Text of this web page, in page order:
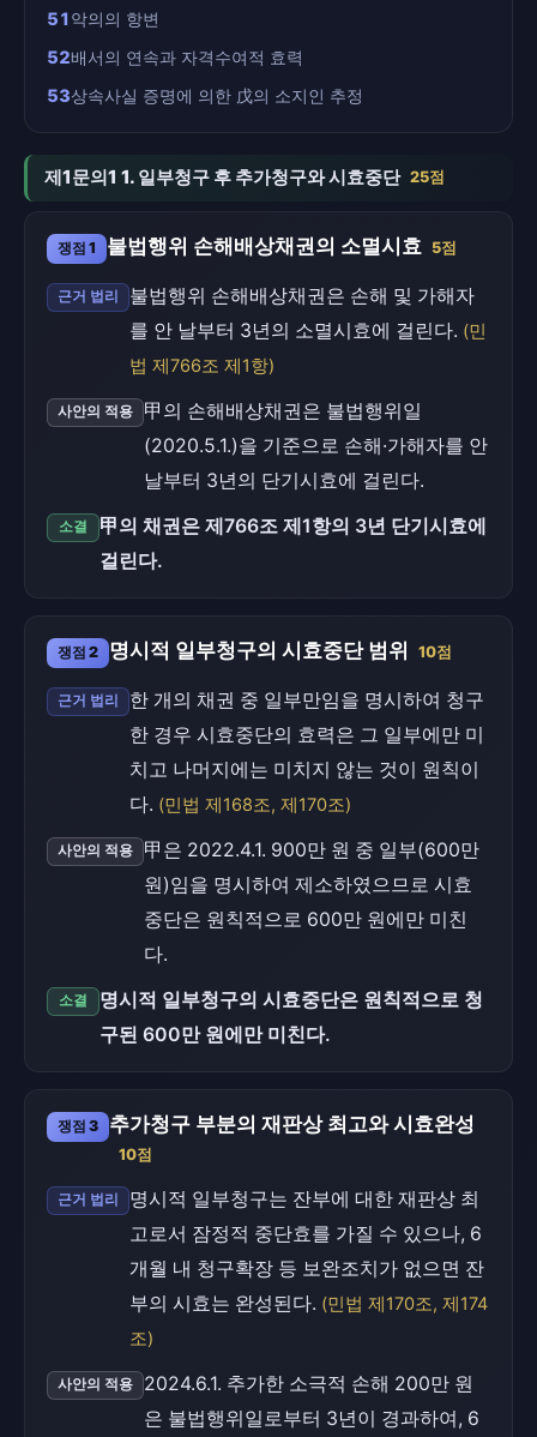
51악의의 항변
52배서의 연속과 자격수여적 효력
53상속사실 증명에 의한 戊의 소지인 추정
제1문의1 1. 일부청구 후 추가청구와 시효중단 25점
쟁점 1 불법행위 손해배상채권의 소멸시효 5점
근거 법리
불법행위 손해배상채권은 손해 및 가해자
를 안 날부터 3년의 소멸시효에 걸린다. (민
법 제766조 제1항)
사안의 적용
甲의 손해배상채권은 불법행위일
(2020.5.1.)을 기준으로 손해·가해자를 안
날부터 3년의 단기시효에 걸린다.
소결
甲의 채권은 제766조 제1항의 3년 단기시효에
걸린다.
쟁점 2 명시적 일부청구의 시효중단 범위 10점
근거 법리
한 개의 채권 중 일부만임을 명시하여 청구
한 경우 시효중단의 효력은 그 일부에만 미
치고 나머지에는 미치지 않는 것이 원칙이
다. (민법 제168조, 제170조)
사안의 적용
甲은 2022.4.1. 900만 원 중 일부(600만
원)임을 명시하여 제소하였으므로 시효
중단은 원칙적으로 600만 원에만 미친
다.
소결
명시적 일부청구의 시효중단은 원칙적으로 청
구된 600만 원에만 미친다.
쟁점 3 추가청구 부분의 재판상 최고와 시효완성
10점
근거 법리
명시적 일부청구는 잔부에 대한 재판상 최
고로서 잠정적 중단효를 가질 수 있으나, 6
개월 내 청구확장 등 보완조치가 없으면 잔
부의 시효는 완성된다. (민법 제170조, 제174
조)
사안의 적용
2024.6.1. 추가한 소극적 손해 200만 원
은 불법행위일로부터 3년이 경과하여, 6